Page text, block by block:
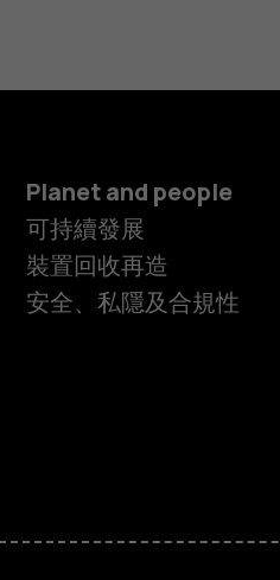
型手機
Planet and people
可持續發展
裝置回收再造
安全、私隱及合規性